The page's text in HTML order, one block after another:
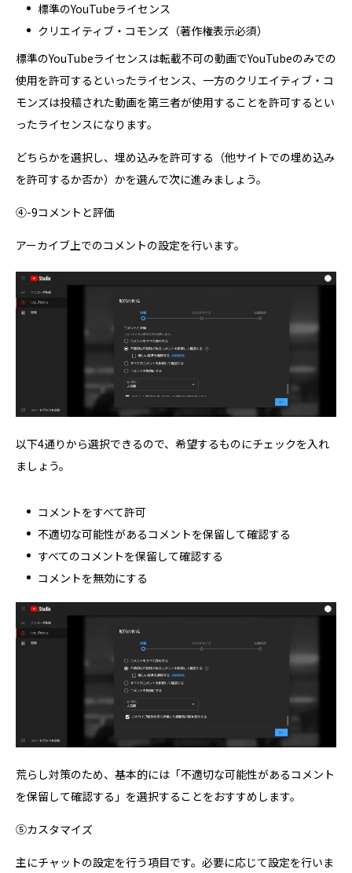
標準のYouTubeライセンス
クリエイティブ・コモンズ（著作権表示必須）
標準のYouTubeライセンスは転載不可の動画でYouTubeのみでの
使用を許可するといったライセンス、一方のクリエイティブ・コ
モンズは投稿された動画を第三者が使用することを許可するとい
ったライセンスになります。
どちらかを選択し、埋め込みを許可する（他サイトでの埋め込み
を許可するか否か）かを選んで次に進みましょう。
④-9コメントと評価
アーカイブ上でのコメントの設定を行います。
以下4通りから選択できるので、希望するものにチェックを入れ
ましょう。
コメントをすべて許可
不適切な可能性があるコメントを保留して確認する
すべてのコメントを保留して確認する
コメントを無効にする
荒らし対策のため、基本的には「不適切な可能性があるコメント
を保留して確認する」を選択することをおすすめします。
⑤カスタマイズ
主にチャットの設定を行う項目です。必要に応じて設定を行いま